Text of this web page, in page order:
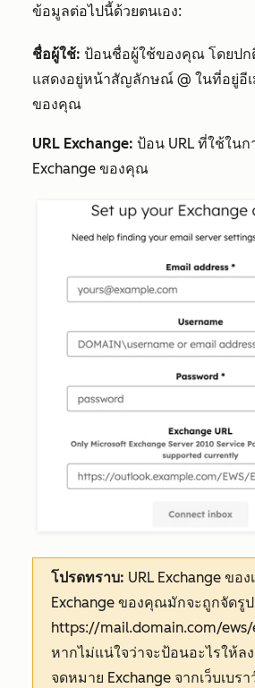
ข้อมูลต่อไปนี้ด้วยตนเอง:
ชื่อผู้ใช้: ป้อนชื่อผู้ใช้ของคุณ โดยปก
แสดงอยู่หน้าสัญลักษณ์ @ ในที่อยู่อี
ของคุณ
URL Exchange: ป้อน URL ที่ใช้ในก
Exchange ของคุณ
โปรดทราบ: URL Exchange ของ
Exchange ของคุณมักจะถูกจัดรู
https://mail.domain.com/ews/
หากไม่แน่ใจว่าจะป้อนอะไรให้ล
จดหมาย Exchange จากเว็บเบร